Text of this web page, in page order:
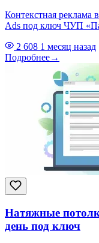
Контекстная
Ads под ключ ЧУП
2 608 1 месяц назад
Подробнее→
Натяжные
день под ключ